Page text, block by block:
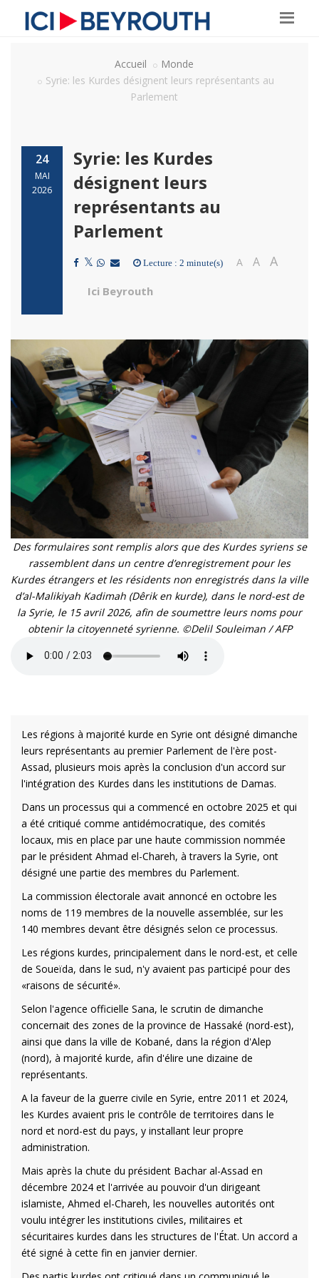
Accueil
Monde
Syrie: les Kurdes désignent leurs représentants au
Parlement
24
MAI
2026
Syrie: les Kurdes
désignent leurs
représentants au
Parlement
Lecture : 2 minute(s) A A A
Ici Beyrouth
Des formulaires sont remplis alors que des Kurdes syriens se
rassemblent dans un centre d’enregistrement pour les
Kurdes étrangers et les résidents non enregistrés dans la ville
d’al-Malikiyah Kadimah (Dêrik en kurde), dans le nord-est de
la Syrie, le 15 avril 2026, afin de soumettre leurs noms pour
obtenir la citoyenneté syrienne. ©Delil Souleiman / AFP
Les régions à majorité kurde en Syrie ont désigné dimanche
leurs représentants au premier Parlement de l'ère post-
Assad, plusieurs mois après la conclusion d'un accord sur
l'intégration des Kurdes dans les institutions de Damas.
Dans un processus qui a commencé en octobre 2025 et qui
a été critiqué comme antidémocratique, des comités
locaux, mis en place par une haute commission nommée
par le président Ahmad el-Chareh, à travers la Syrie, ont
désigné une partie des membres du Parlement.
La commission électorale avait annoncé en octobre les
noms de 119 membres de la nouvelle assemblée, sur les
140 membres devant être désignés selon ce processus.
Les régions kurdes, principalement dans le nord-est, et celle
de Soueïda, dans le sud, n'y avaient pas participé pour des
«raisons de sécurité».
Selon l'agence officielle Sana, le scrutin de dimanche
concernait des zones de la province de Hassaké (nord-est),
ainsi que dans la ville de Kobané, dans la région d'Alep
(nord), à majorité kurde, afin d'élire une dizaine de
représentants.
A la faveur de la guerre civile en Syrie, entre 2011 et 2024,
les Kurdes avaient pris le contrôle de territoires dans le
nord et nord-est du pays, y installant leur propre
administration.
Mais après la chute du président Bachar al-Assad en
décembre 2024 et l'arrivée au pouvoir d'un dirigeant
islamiste, Ahmed el-Chareh, les nouvelles autorités ont
voulu intégrer les institutions civiles, militaires et
sécuritaires kurdes dans les structures de l'État. Un accord a
été signé à cette fin en janvier dernier.